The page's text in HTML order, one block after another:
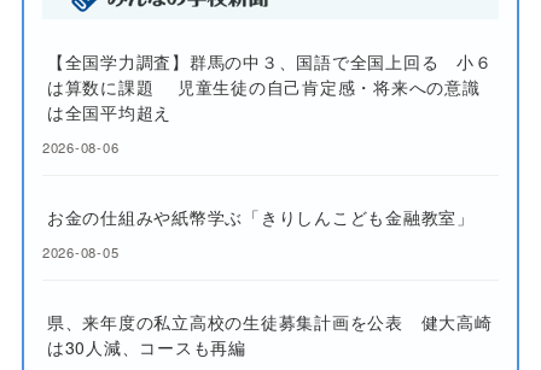
【全国学力調査】群馬の中３、国語で全国上回る 小６
は算数に課題 児童生徒の自己肯定感・将来への意識
は全国平均超え
2026-08-06
お金の仕組みや紙幣学ぶ「きりしんこども金融教室」
2026-08-05
県、来年度の私立高校の生徒募集計画を公表 健大高崎
は30人減、コースも再編